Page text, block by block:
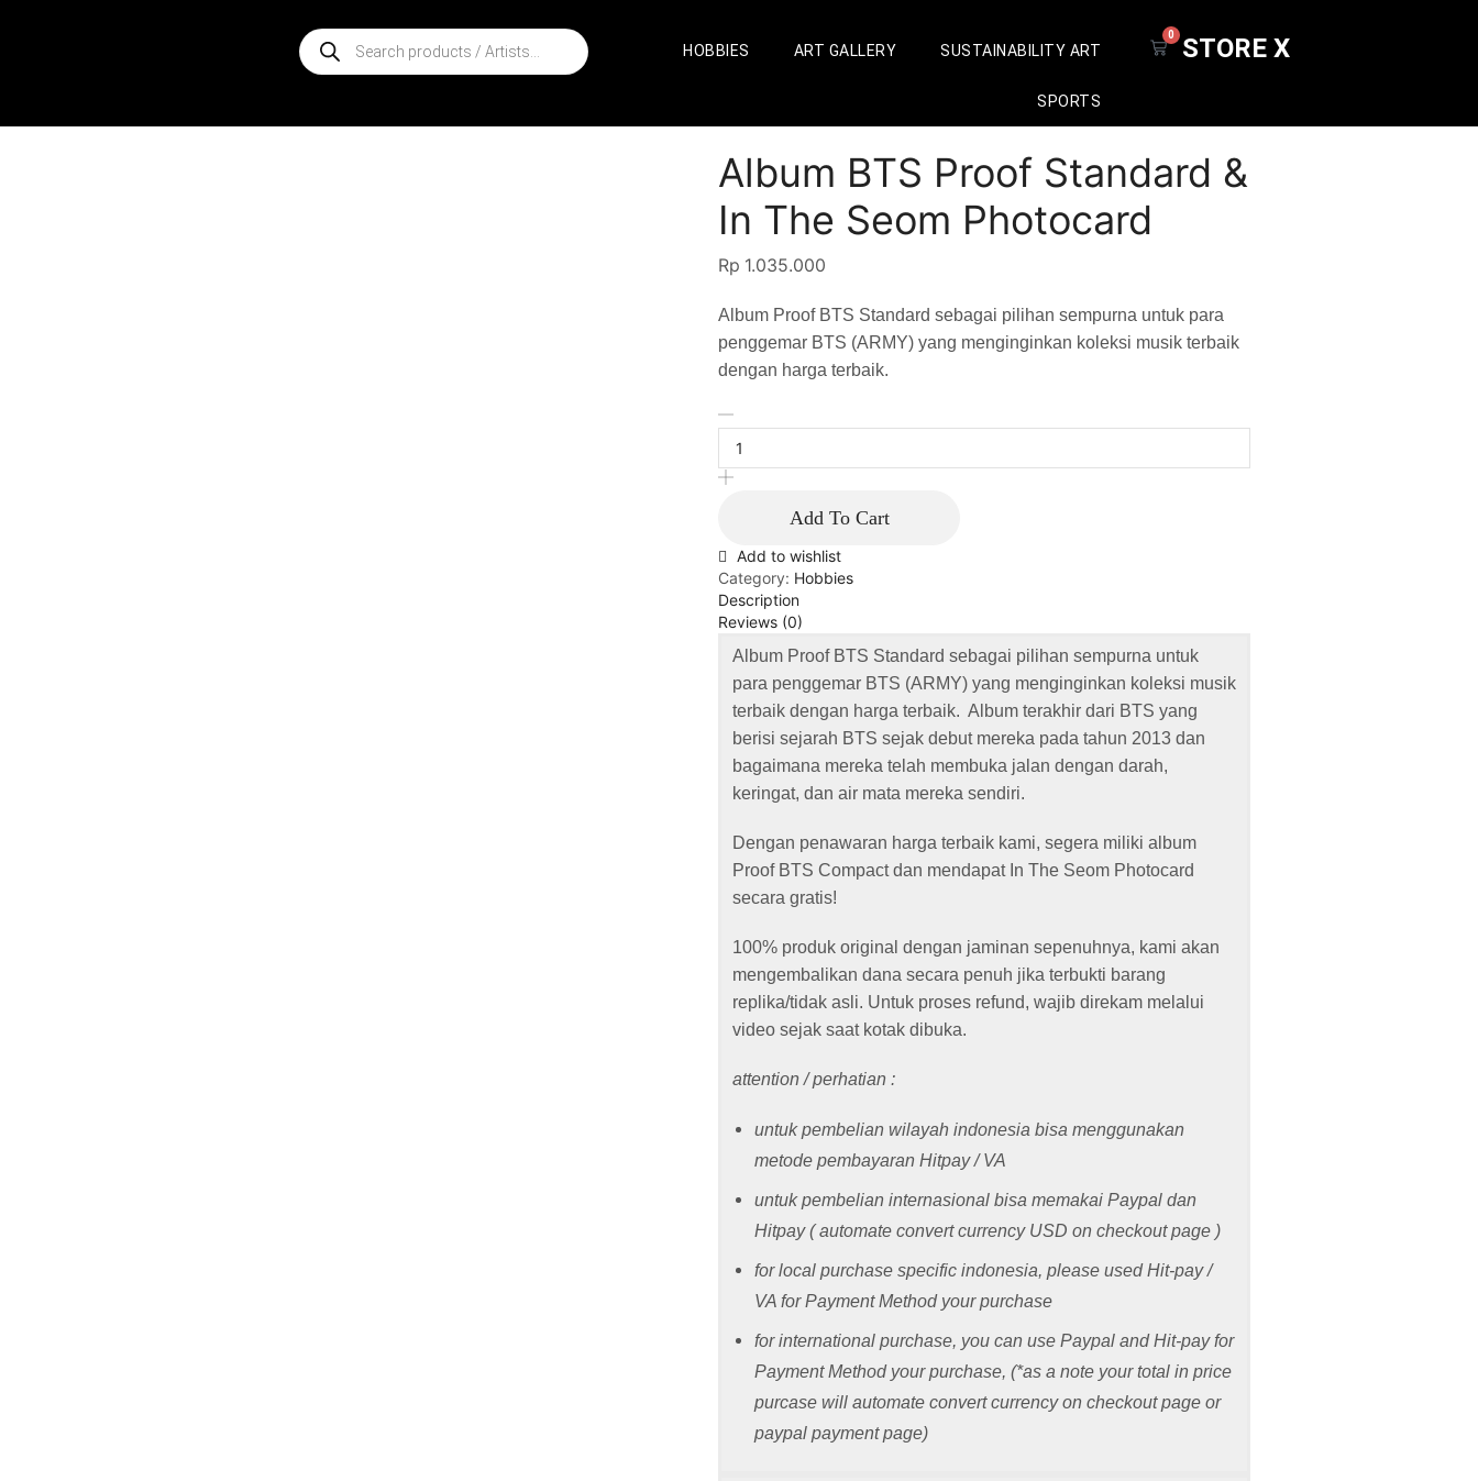
HOBBIES ART GALLERY SUSTAINABILITY ART
SPORTS
0 STORE X
Album BTS Proof Standard &
In The Seom Photocard
Rp 1.035.000
Album Proof BTS Standard sebagai pilihan sempurna untuk para
penggemar BTS (ARMY) yang menginginkan koleksi musik terbaik
dengan harga terbaik.
Add To Cart
Add to wishlist
Category: Hobbies
Description
Reviews (0)
Album Proof BTS Standard sebagai pilihan sempurna untuk
para penggemar BTS (ARMY) yang menginginkan koleksi musik
terbaik dengan harga terbaik. Album terakhir dari BTS yang
berisi sejarah BTS sejak debut mereka pada tahun 2013 dan
bagaimana mereka telah membuka jalan dengan darah,
keringat, dan air mata mereka sendiri.
Dengan penawaran harga terbaik kami, segera miliki album
Proof BTS Compact dan mendapat In The Seom Photocard
secara gratis!
100% produk original dengan jaminan sepenuhnya, kami akan
mengembalikan dana secara penuh jika terbukti barang
replika/tidak asli. Untuk proses refund, wajib direkam melalui
video sejak saat kotak dibuka.
attention / perhatian :
untuk pembelian wilayah indonesia bisa menggunakan
metode pembayaran Hitpay / VA
untuk pembelian internasional bisa memakai Paypal dan
Hitpay ( automate convert currency USD on checkout page )
for local purchase specific indonesia, please used Hit-pay /
VA for Payment Method your purchase
for international purchase, you can use Paypal and Hit-pay for
Payment Method your purchase, (*as a note your total in price
purcase will automate convert currency on checkout page or
paypal payment page)